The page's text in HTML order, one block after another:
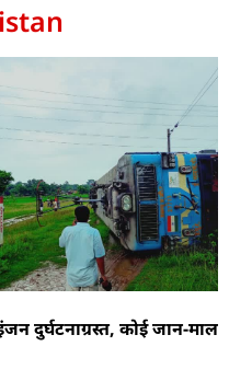
दुर्घटनाग्रस्त, कोई जान-माल